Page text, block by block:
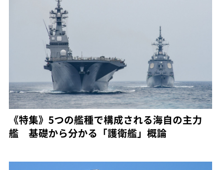
《特集》5つの艦種で構成される海自の主力
艦 基礎から分かる「護衛艦」概論